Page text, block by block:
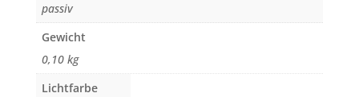
passiv
Gewicht
0,10 kg
Lichtfarbe